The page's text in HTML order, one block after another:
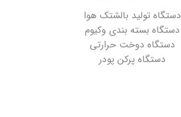
دستگاه تولید بالشتک هوا
دستگاه بسته بندی وکیوم
دستگاه دوخت حرارتی
دستگاه پرکن پودر